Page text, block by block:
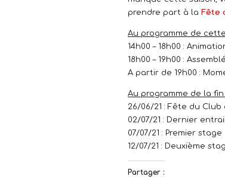
prendre part à la Fête
Au programme de
14h00 – 18h00 :
18h00 – 19h00 :
A partir de 19h00 :
Au programme de la fin
26/06/21 : Fête du
02/07/21 : Dernier
07/07/21 : Premier stage
12/07/21 : Deuxième
Partager :